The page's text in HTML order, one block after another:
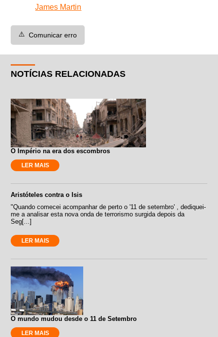
James Martin
⚠️ Comunicar erro
NOTÍCIAS RELACIONADAS
O Império na era dos escombros
LER MAIS
Aristóteles contra o Isis
"Quando comecei acompanhar de perto o '11 de setembro' , dediquei-
me a analisar esta nova onda de terrorismo surgida depois da
Seg[...]
LER MAIS
O mundo mudou desde o 11 de Setembro
LER MAIS